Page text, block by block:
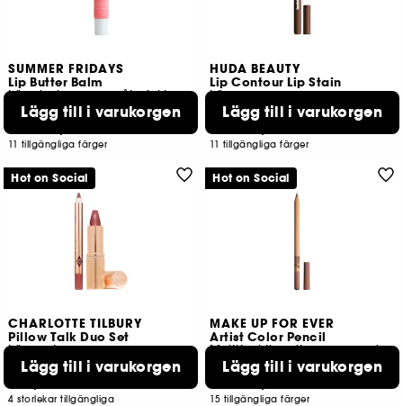
SUMMER FRIDAYS
Lip Butter Balm
Läppbalsam som återfuktar och vårdar
4027
11 tillgängliga färger
Lägg till i varukorgen
HUDA BEAUTY
Lip Contour Lip Stain
Läppenna
556
11 tillgängliga färger
Lägg till i varukorgen
CHARLOTTE TILBURY
Pillow Talk Duo Set
Läppset
453
359,00 KR
4 storlekar tillgängliga
Lägg till i varukorgen
Hot on Social
MAKE UP FOR EVER
Artist Color Pencil
Multifunktionell penna med matt och skimrande finish
2566
15 tillgängliga färger
Lägg till i varukorgen
Hot on Social